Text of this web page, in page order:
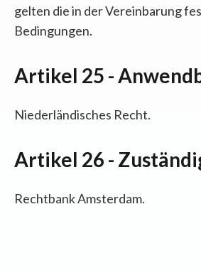
gelten die in der Vereinbarung
Bedingungen.
Artikel 25 -
Niederländisches Recht.
Artikel 26 -
Rechtbank Amsterdam.